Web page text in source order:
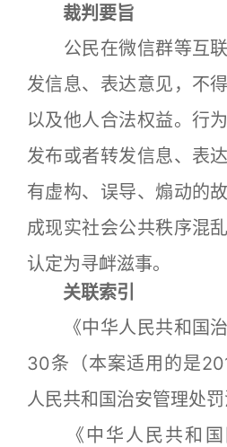
裁判要旨
公民在微信群等互联
发信息、表达意见，不
以及他人合法权益。行
发布或者转发信息、表
有虚构、误导、煽动的
成现实社会公共秩序混
认定为寻衅滋事。
关联索引
《中华人民共和国治
30条（本案适用的是
人民共和国治安管理处罚
《中华人民共和国